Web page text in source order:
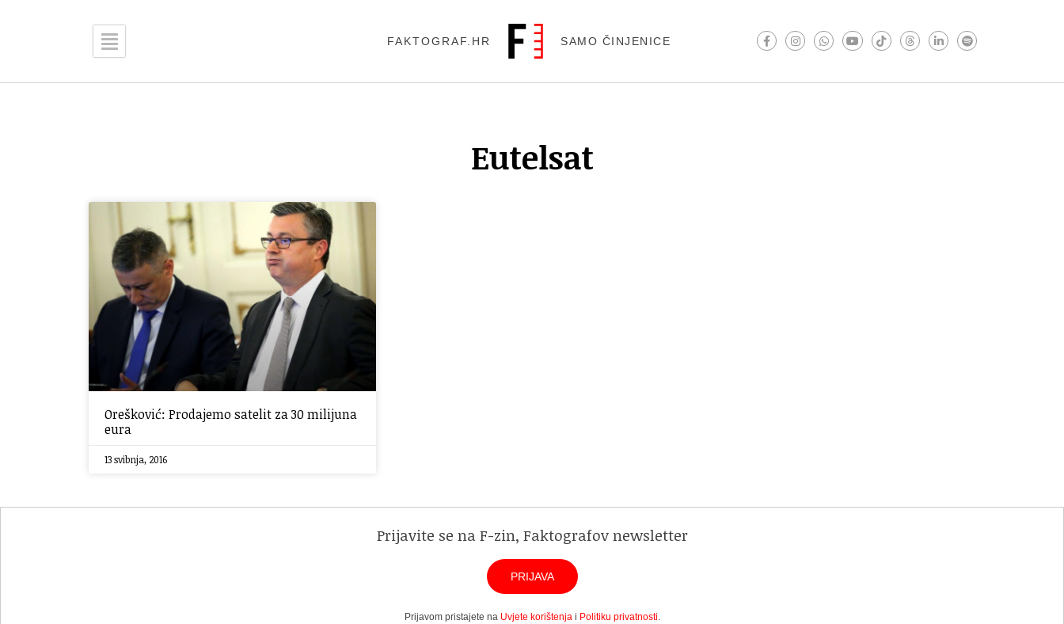
FAKTOGRAF.HR SAMO ČINJENICE
Eutelsat
Orešković: Prodajemo satelit za 30 milijuna
eura
13 svibnja, 2016
Prijavite se na F-zin, Faktografov newsletter
PRIJAVA
Prijavom pristajete na Uvjete korištenjai Politiku privatnosti.